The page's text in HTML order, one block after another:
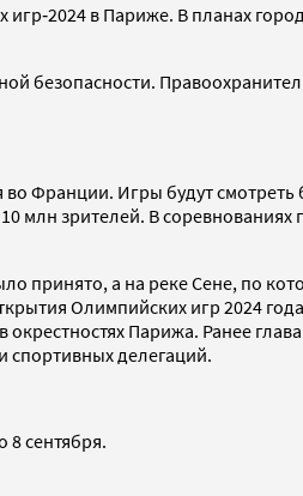
в Париже. В планах
безопасности.
Франции. Игры будут
млн зрителей. В соревнованиях
принято, а на реке Сене, по
Олимпийских игр 2024
Парижа. Ранее
спортивных делегаций.
8 сентября.